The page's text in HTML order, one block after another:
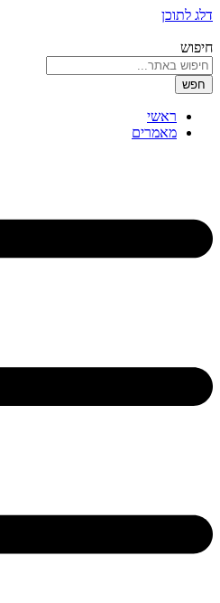
דלג לתוכן
חיפוש
חפש
ראשי
מאמרים